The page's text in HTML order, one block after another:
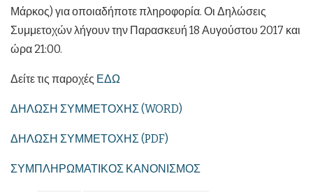
Μάρκος) για οποιαδήποτε πληροφορία. Οι Δηλώσεις
Συμμετοχών λήγουν την Παρασκευή 18 Αυγούστου 2017 και
ώρα 21:00.
Δείτε τις παροχές ΕΔΩ
ΔΗΛΩΣΗ ΣΥΜΜΕΤΟΧΗΣ (WORD)
ΔΗΛΩΣΗ ΣΥΜΜΕΤΟΧΗΣ (PDF)
ΣΥΜΠΛΗΡΩΜΑΤΙΚΟΣ ΚΑΝΟΝΙΣΜΟΣ